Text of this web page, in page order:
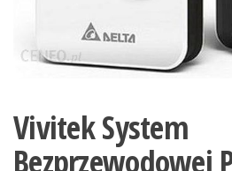
Vivitek System
Bezprzewodowej